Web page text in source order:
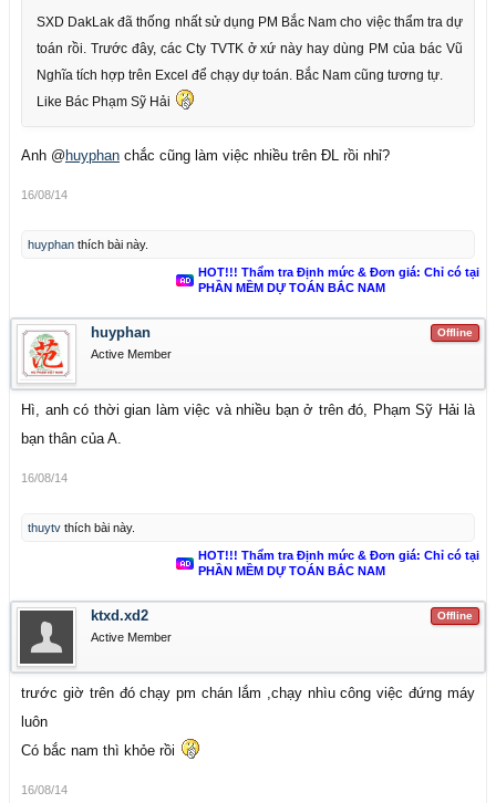
SXD DakLak đã thống nhất sử dụng PM Bắc Nam cho việc thẩm tra dự
toán rồi. Trước đây, các Cty TVTK ở xứ này hay dùng PM của bác Vũ
Nghĩa tích hợp trên Excel để chạy dự toán. Bắc Nam cũng tương tự.
Like Bác Phạm Sỹ Hải
Anh @ huyphan chắc cũng làm việc nhiều trên ĐL rồi nhỉ?
16/08/14
huyphan thích bài này.
HOT!!! Thẩm tra Định mức & Đơn giá: Chỉ có tại
PHẦN MỀM DỰ TOÁN BẮC NAM
Offline
huyphan
Active Member
Hì, anh có thời gian làm việc và nhiều bạn ở trên đó, Phạm Sỹ Hải là
bạn thân của A.
16/08/14
thuytv thích bài này.
HOT!!! Thẩm tra Định mức & Đơn giá: Chỉ có tại
PHẦN MỀM DỰ TOÁN BẮC NAM
Offline
ktxd.xd2
Active Member
trước giờ trên đó chạy pm chán lắm ,chạy nhìu công việc đứng máy
luôn
Có bắc nam thì khỏe rồi
16/08/14